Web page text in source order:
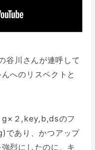
谷川さんが連呼して
へのリスペクトと
g×２,key,b,dsのフ
であり、かつアップ
烈にしたのに、キ